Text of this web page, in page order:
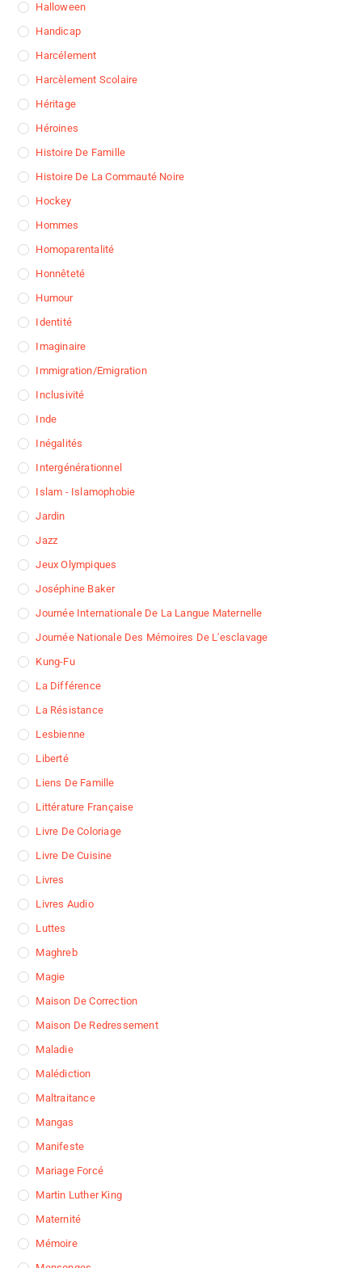
Halloween
Handicap
Harcélement
Harcèlement Scolaire
Héritage
Héroines
Histoire De Famille
Histoire De La Commauté Noire
Hockey
Hommes
Homoparentalité
Honnêteté
Humour
Identité
Imaginaire
Immigration/Emigration
Inclusivité
Inde
Inégalités
Intergénérationnel
Islam - Islamophobie
Jardin
Jazz
Jeux Olympiques
Joséphine Baker
Journée Internationale De La Langue Maternelle
Journée Nationale Des Mémoires De L'esclavage
Kung-Fu
La Différence
La Résistance
Lesbienne
Liberté
Liens De Famille
Littérature Française
Livre De Coloriage
Livre De Cuisine
Livres
Livres Audio
Luttes
Maghreb
Magie
Maison De Correction
Maison De Redressement
Maladie
Malédiction
Maltraitance
Mangas
Manifeste
Mariage Forcé
Martin Luther King
Maternité
Mémoire